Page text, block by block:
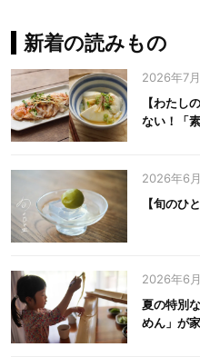
新着の読みもの
2026年7
【わたし
ない！「
2026年6
【旬のひ
2026年6
夏の特別
めん」が